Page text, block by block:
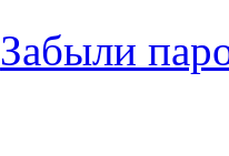
Забыли